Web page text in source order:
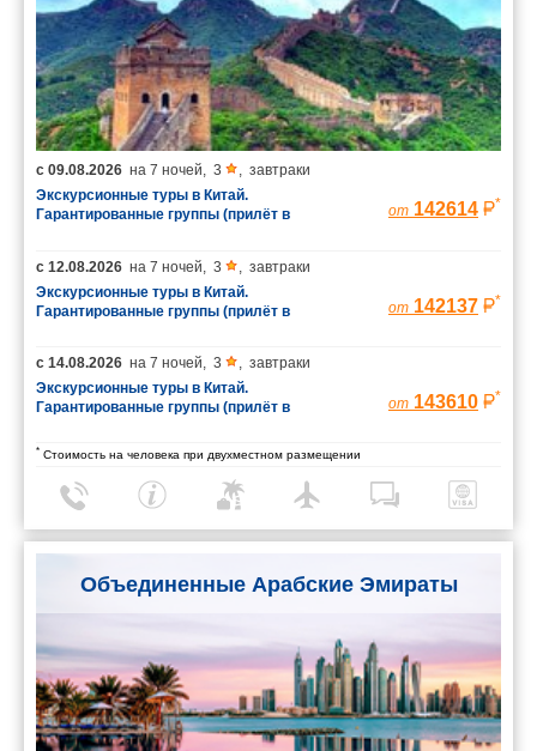
с 09.08.2026 на 7 ночей, 3 , завтраки
Экскурсионные туры в Китай.
Гарантированные группы (прилёт в
от 142614 *
с 12.08.2026 на 7 ночей, 3 , завтраки
Экскурсионные туры в Китай.
Гарантированные группы (прилёт в
от 142137 *
с 14.08.2026 на 7 ночей, 3 , завтраки
Экскурсионные туры в Китай.
Гарантированные группы (прилёт в
от 143610 *
* Стоимость на человека при двухместном размещении
Объединенные Арабские Эмираты